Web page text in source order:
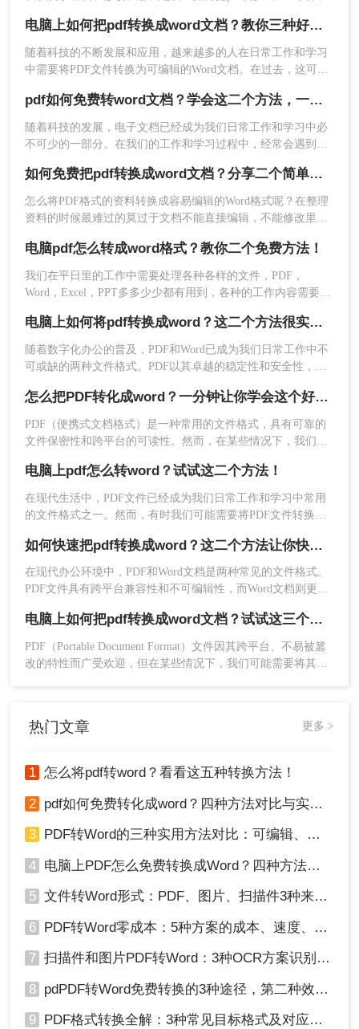
件格式转换；通常提供免费的转换服务。
缺点：对于大型PDF文件，转换速度可能较
慢；限制转换次数。
操作步骤：
1、打开在线pdf转word：https://pdftoword.55.la/
2、上传PDF文件。
击开始转换。
4、转换好了，点击下载文件，如果还需要转换，可
注意：在转换前，确保网络连接稳定以避免上传或
总结
以上就是电脑上如何把pdf转换成word文档的方法介
绍了，使用专业的PDF转换软件和在线PDF转Word
工具都是将PDF转换成Word文档的有效方法。用户
可以根据自己的需求和实际情况选择合适的方法进
行操作。在使用任何转换工具时，都应注意保护个
人隐私和文档安全，避免泄露敏感信息。同时，在
保其格式和内容正确无误。
电脑上如何把pdf转换成word文档？教你三种好用的方法！
随着科技的不断发展和应用，越来越多的人在日常工作和学习
中需要将PDF文件转换为可编辑的Word文档。在过去，这可能
具来完成这个任务。那么电脑上如何把pdf转换成word文档呢？
本文将为您介绍几种最方便且高效的方法，帮助您在电脑上轻
松将PDF转换为Word文档。
pdf如何免费转word文档？学会这二个方法，一分钟就可轻松解决！
随着科技的发展，电子文档已经成为我们日常工作和学习中必
不可少的一部分。在我们的工作和学习过程中，经常会遇到需
免费的方法将PDF转换为Word文档呢？本文将为大家介绍一些
免费而且高质量的PDF转Word工具。
如何免费把pdf转换成word文档？分享二个简单方便的方法！
怎么将PDF格式的资料转换成容易编辑的Word格式呢？在整理
资料的时候最难过的莫过于文档不能直接编辑，不能修改里面
文档，不过也不用太担心，pdf转word很简单的，下面就来教会
大家。
电脑pdf怎么转成word格式？教你二个免费方法！
我们在平日里的工作中需要处理各种各样的文件，PDF，
Word，Excel，PPT多多少少都有用到，各种的工作内容需要用
式，很多初入职场的小伙伴不清楚电脑pdf怎么转成word格式，
那么小编下面就来分享二个免费转换方法，一起来看看吧。
电脑上如何将pdf转换成word？这二个方法很实用！
随着数字化办公的普及，PDF和Word已成为我们日常工作中不
可或缺的两种文件格式。PDF以其卓越的稳定性和安全性，确
其强大的编辑和排版功能，赢得了众多用户的青睐。然而，有
时我们需要将PDF文件转换为Word格式，以便进行更深入的编
辑和修改。那么，电脑上如何将pdf转换成word呢？下面，我们
将为您介绍几种实用的方法。
怎么把PDF转化成word？一分钟让你学会这个好用方法！
PDF（便携式文档格式）是一种常用的文件格式，具有可靠的
文件保密性和跨平台的可读性。然而，在某些情况下，我们可
行修改和编辑。本文将介绍一种免费且简便的方法，帮助你在
电脑怎么把PDF转化成word。
电脑上pdf怎么转word？试试这二个方法！
在现代生活中，PDF文件已经成为我们日常工作和学习中常用
的文件格式之一。然而，有时我们可能需要将PDF文件转换为
介绍电脑上pdf怎么转word的方法来实现这一目标。
如何快速把pdf转换成word？这二个方法让你快速操作！
在现代办公环境中，PDF和Word文档是两种常见的文件格式。
PDF文件具有跨平台兼容性和不可编辑性，而Word文档则更易
常普遍。本文将介绍如何快速把pdf转换成word，帮助大家提高
工作效率。
电脑上如何把pdf转换成word文档？试试这三个实用方法！
PDF（Portable Document Format）文件因其跨平台、不易被篡
改的特性而广受欢迎，但在某些情况下，我们可能需要将其转
热门文章 更多 >
1 怎么将pdf转word？看看这五种转换方法！
2 pdf如何免费转化成word？四种方法对比与实操指南（附详细表格）
3 PDF转Word的三种实用方法对比：可编辑、保格式、避风险！
4 电脑上PDF怎么免费转换成Word？四种方法对比与实操指南（附详细表格）!
5 文件转Word形式：PDF、图片、扫描件3种来源分别怎么处理！
6 PDF转Word零成本：5种方案的成本、速度、精度对比！
7 扫描件和图片PDF转Word：3种OCR方案识别率实测！
8 pdPDF转Word免费转换的3种途径，第二种效率最高！
9 PDF格式转换全解：3种常见目标格式及对应操作方法！